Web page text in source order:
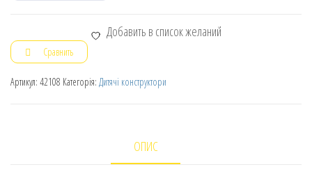
Добавить в список желаний
Сравнить
Артикул: 42108 Категорія: Дитячі конструктори
ОПИС